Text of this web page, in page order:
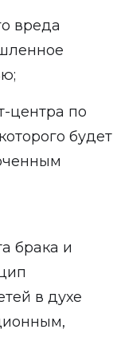
вреда
центра по
будет
брака и
в духе